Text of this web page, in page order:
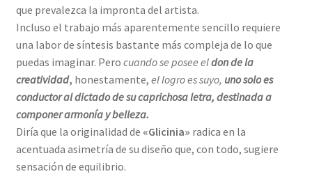
que prevalezca la impronta del artista.
Incluso el trabajo más aparentemente sencillo requiere
una labor de síntesis bastante más compleja de lo que
puedas imaginar. Pero cuando se posee eldon de la
creatividad, honestamente, el logro es suyo, uno solo es
conductor al dictado de su caprichosa letra, destinada a
componer armonía y belleza.
Diría que la originalidad de «Glicinia» radica en la
acentuada asimetría de su diseño que, con todo, sugiere
sensación de equilibrio.